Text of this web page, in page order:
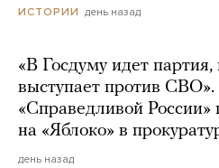
ИСТОРИИ день назад
«В Госдуму идет партия,
выступает против СВО».
«Справедливой России»
на «Яблоко» в
день назад